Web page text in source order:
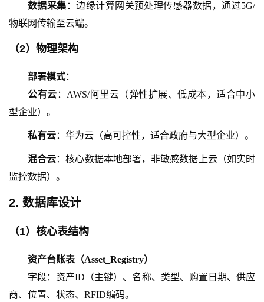
数据采集 ：边缘计算网关预处理传感器数据，通过5G/
物联网传输至云端。
（2） 物理架构
部署模式：
公有云 ： AWS/阿里云（弹性扩展、低成本，适合中小
型企业）。
私有云：华为云（高可控性，适合政府与大型企业）。
混合云：核心数据本地部署，非敏感数据上云（如实时
监控数据）。
2. 数据库设计
（1） 核心表结构
资产台账表（Asset_Registry）
字段：资产ID（主键）、名称、类型、购置日期、供应
商、位置、状态、RFID编码。